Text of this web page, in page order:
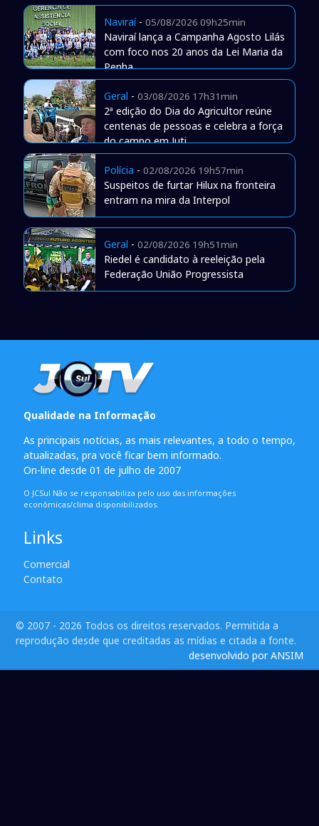
Naviraí- 05/08/2026 09h25min
Naviraí lança a Campanha Agosto Lilás
com foco nos 20 anos da Lei Maria da
Penha
Geral - 03/08/2026 17h31min
2ª edição do Dia do Agricultor reúne
centenas de pessoas e celebra a força
do campo em Juti
Polícia - 02/08/2026 19h57min
Suspeitos de furtar Hilux na fronteira
entram na mira da Interpol
Geral - 02/08/2026 19h51min
Riedel é candidato à reeleição pela
Federação União Progressista
Qualidade na Informação
As principais notícias, as mais relevantes, a todo o tempo,
atualizadas, pra você ficar bem informado.
On-line desde 01 de julho de 2007
O JCSul Não se responsabiliza pelo uso das informações
econômicas/clima disponibilizados.
Links
Comercial
Contato
© 2007 - 2026 Todos os direitos reservados. Permitida a
reprodução desde que creditadas as mídias e citada a fonte.
desenvolvido por ANSIM